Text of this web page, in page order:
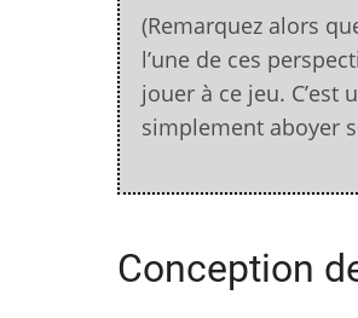
(Remarquez alors
l’une de ces
jouer à ce jeu.
simplement aboyer
Conception